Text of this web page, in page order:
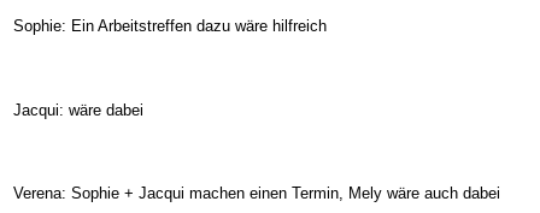
Sophie: Ein Arbeitstreffen dazu wäre hilfreich
Jacqui: wäre dabei
Verena: Sophie + Jacqui machen einen Termin, Mely wäre auch dabei